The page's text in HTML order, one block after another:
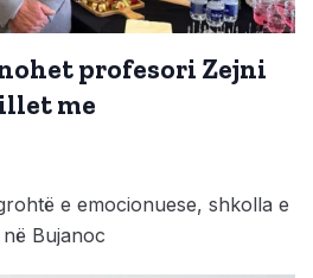
profesori Zejni
me
e emocionuese, shkolla e
Bujanoc